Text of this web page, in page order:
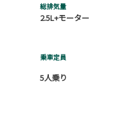
総排気量
2.5L+モーター
乗車定員
5人乗り